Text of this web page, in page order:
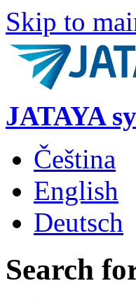
Skip to
JATAYA
Čeština
English
Deutsch
Search